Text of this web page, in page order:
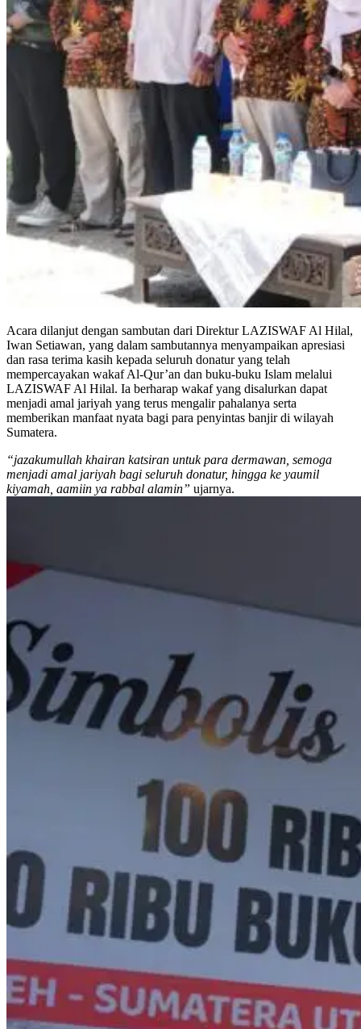
Acara dilanjut dengan sambutan dari Direktur LAZISWAF Al Hilal,
Iwan Setiawan, yang dalam sambutannya menyampaikan apresiasi
dan rasa terima kasih kepada seluruh donatur yang telah
mempercayakan wakaf Al-Qur’an dan buku-buku Islam melalui
LAZISWAF Al Hilal. Ia berharap wakaf yang disalurkan dapat
menjadi amal jariyah yang terus mengalir pahalanya serta
memberikan manfaat nyata bagi para penyintas banjir di wilayah
Sumatera.
“jazakumullah khairan katsiran untuk para dermawan, semoga
menjadi amal jariyah bagi seluruh donatur, hingga ke yaumil
kiyamah, aamiin ya rabbal alamin” ujarnya.